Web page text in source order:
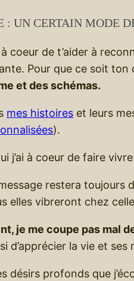
: UN CERTAIN MODE
à coeur de t’aider à
Pour que ce soit
et des schémas.
mes histoires et leurs
).
j’ai à coeur de faire
restera toujours
elles vibreront chez
je me coupe pas
d’apprécier la vie et ses
désirs profonds que